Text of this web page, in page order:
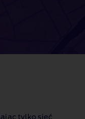
tylko sieć